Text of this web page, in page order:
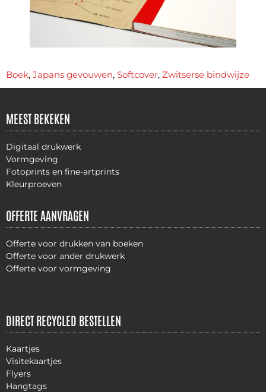
Boek, Japans gevouwen, Softcover, Zwitserse bindwijze
MEEST BEKEKEN
Digitaal drukwerk
Vormgeving
Fotoprints en fine-artprints
Kleurproeven
OFFERTE AANVRAGEN
Offerte voor drukken van boeken
Offerte voor ander drukwerk
Offerte voor vormgeving
DIRECT RECYCLED BESTELLEN
Kaartjes
Visitekaartjes
Flyers
Hangtags